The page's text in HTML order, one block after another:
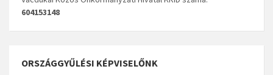
604153148
ORSZÁGGYŰLÉSI KÉPVISELŐNK